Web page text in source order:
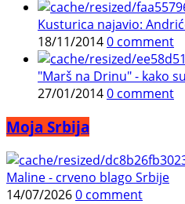
Kusturica najavio:
18/11/20140 comment
"Marš na Drinu" - kako
27/01/20140 comment
Moja Srbija
Maline - crveno blago Srbije
14/07/20260 comment